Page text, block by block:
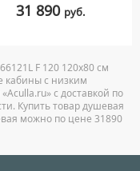
31 890 руб.
F 120 120х80 см
кабины с низким
с доставкой по
Купить товар душевая
можно по цене 31890